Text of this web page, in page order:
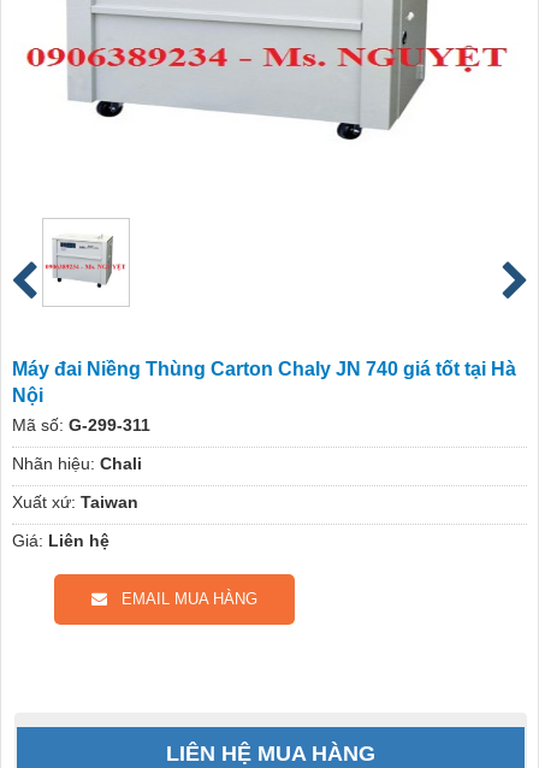
Máy đai Niềng Thùng Carton Chaly JN 740 giá tốt tại Hà
Nội
Mã số: G-299-311
Nhãn hiệu: Chali
Xuất xứ: Taiwan
Giá: Liên hệ
EMAIL MUA HÀNG
LIÊN HỆ MUA HÀNG